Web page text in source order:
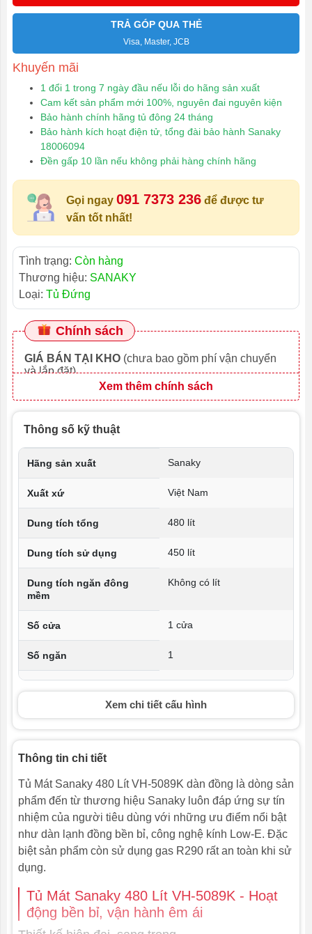
TRẢ GÓP QUA THẺ
Visa, Master, JCB
Khuyến mãi
1 đổi 1 trong 7 ngày đầu nếu lỗi do hãng sản xuất
Cam kết sản phẩm mới 100%, nguyên đai nguyên kiện
Bảo hành chính hãng tủ đông 24 tháng
Bảo hành kích hoạt điện tử, tổng đài bảo hành Sanaky
18006094
Đền gấp 10 lần nếu không phải hàng chính hãng
Gọi ngay 091 7373 236 để được tư
vấn tốt nhất!
Tình trạng: Còn hàng
Thương hiệu: SANAKY
Loại: Tủ Đứng
Chính sách
GIÁ BÁN TẠI KHO (chưa bao gồm phí vận chuyển
và lắp đặt)
Xem thêm chính sách
Thông số kỹ thuật
Hãng sản xuất Sanaky
Xuất xứ Việt Nam
Dung tích tổng 480 lít
Dung tích sử dụng 450 lít
Dung tích ngăn đông
mềm
Không có lít
Số cửa 1 cửa
Số ngăn 1
Nofrost
Chất liệu dàn lạnh Đồng
Chất liệu cửa tủ Kính chịu lực
Chất liệu lòng tủ
Chất liệu thân tủ Tôn sơn tĩnh điện
Xem chi tiết cấu hình
Thông tin chi tiết
Tủ Mát Sanaky 480 Lít VH-5089K dàn đồng là dòng sản
phẩm đến từ thương hiệu Sanaky luôn đáp ứng sự tín
nhiệm của người tiêu dùng với những ưu điểm nổi bật
như dàn lạnh đồng bền bỉ, công nghệ kính Low-E. Đặc
biệt sản phẩm còn sử dụng gas R290 rất an toàn khi sử
dụng.
Tủ Mát Sanaky 480 Lít VH-5089K - Hoạt
động bền bỉ, vận hành êm ái